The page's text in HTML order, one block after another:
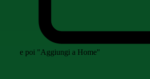
e poi "Aggiungi a Home"